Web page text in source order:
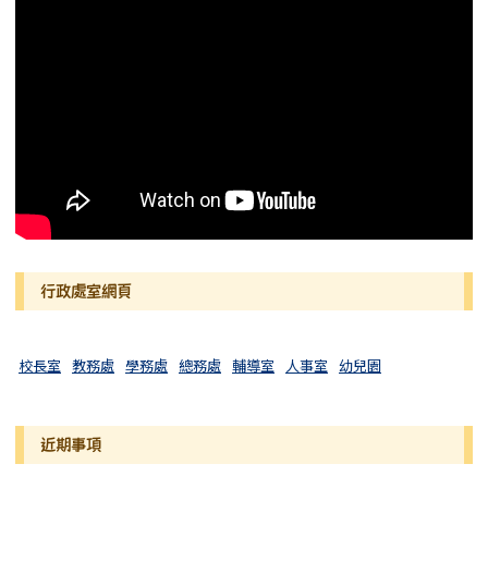
行政處室網頁
校長室 教務處 學務處 總務處 輔導室 人事室 幼兒園
近期事項